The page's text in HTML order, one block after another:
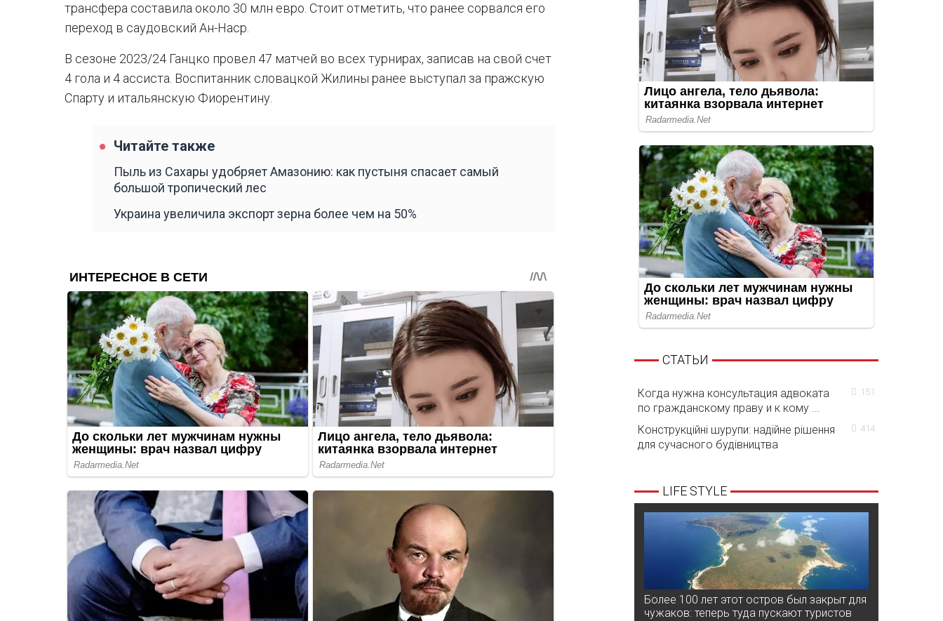
трансфера составила около 30 млн евро. Стоит отметить, что ранее сорвался его
переход в саудовский Ан-Наср.
В сезоне 2023/24 Ганцко провел 47 матчей во всех турнирах, записав на свой счет
4 гола и 4 ассиста. Воспитанник словацкой Жилины ранее выступал за пражскую
Спарту и итальянскую Фиорентину.
Читайте также
Пыль из Сахары удобряет Амазонию: как пустыня спасает самый
большой тропический лес
Украина увеличила экспорт зерна более чем на 50%
СТАТЬИ
Когда нужна консультация адвоката
по гражданскому праву и к кому ...
151
Конструкційні шурупи: надійне рішення
для сучасного будівництва
414
LIFE STYLE
Более 100 лет этот остров был закрыт для
чужаков: теперь туда пускают туристов